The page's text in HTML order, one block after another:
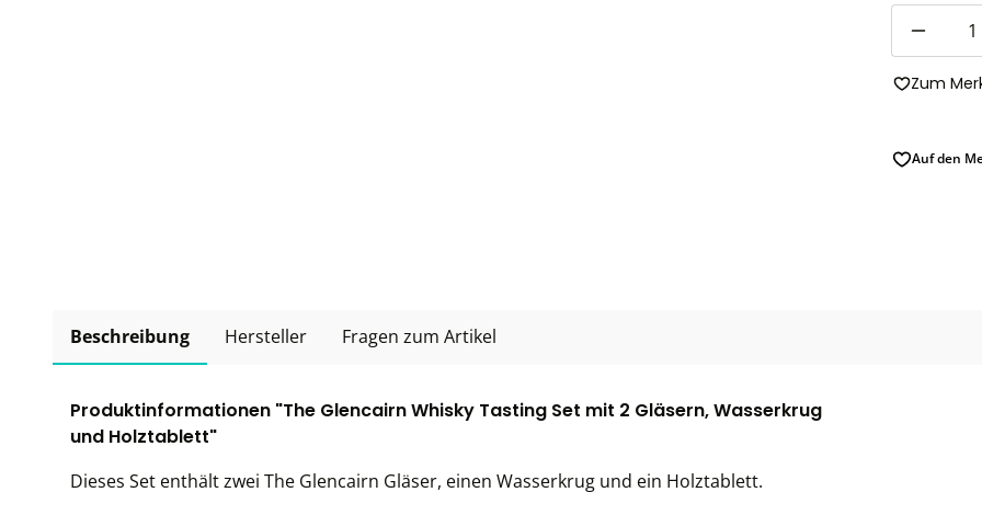
Zum
Auf den
Beschreibung Hersteller Fragen zum Artikel
Produktinformationen "The Glencairn Whisky Tasting Set mit 2 Gläsern, Wasserkrug
und Holztablett"
Dieses Set enthält zwei The Glencairn Gläser, einen Wasserkrug und ein Holztablett.